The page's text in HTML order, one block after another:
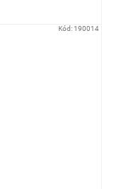
Kód: 190014